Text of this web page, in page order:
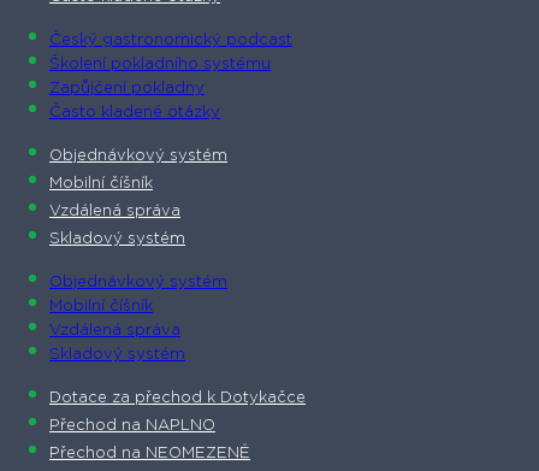
Český gastronomický podcast​
Školení pokladního systému
Zapůjčení pokladny
Často kladené otázky
Objednávkový systém
Mobilní číšník
Vzdálená správa
Skladový systém
Objednávkový systém
Mobilní číšník
Vzdálená správa
Skladový systém
Dotace za přechod k Dotykačce
Přechod na NAPLNO
Přechod na NEOMEZENĚ